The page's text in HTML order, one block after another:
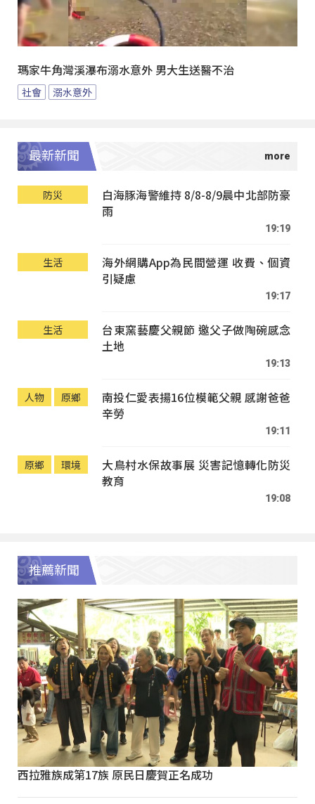
瑪家牛角灣溪瀑布溺水意外 男大生送醫不治
社會 溺水意外
最新新聞
防災
白海豚海警維持 8/8-8/9晨中北部防豪
雨
19:19
生活
海外網購App為民間營運 收費、個資
引疑慮
19:17
生活
台東窯藝慶父親節 邀父子做陶碗感念
土地
19:13
人物 原鄉
南投仁愛表揚16位模範父親 感謝爸爸
辛勞
19:11
原鄉 環境
大鳥村水保故事展 災害記憶轉化防災
教育
19:08
推薦新聞
西拉雅族成第17族 原民日慶賀正名成功